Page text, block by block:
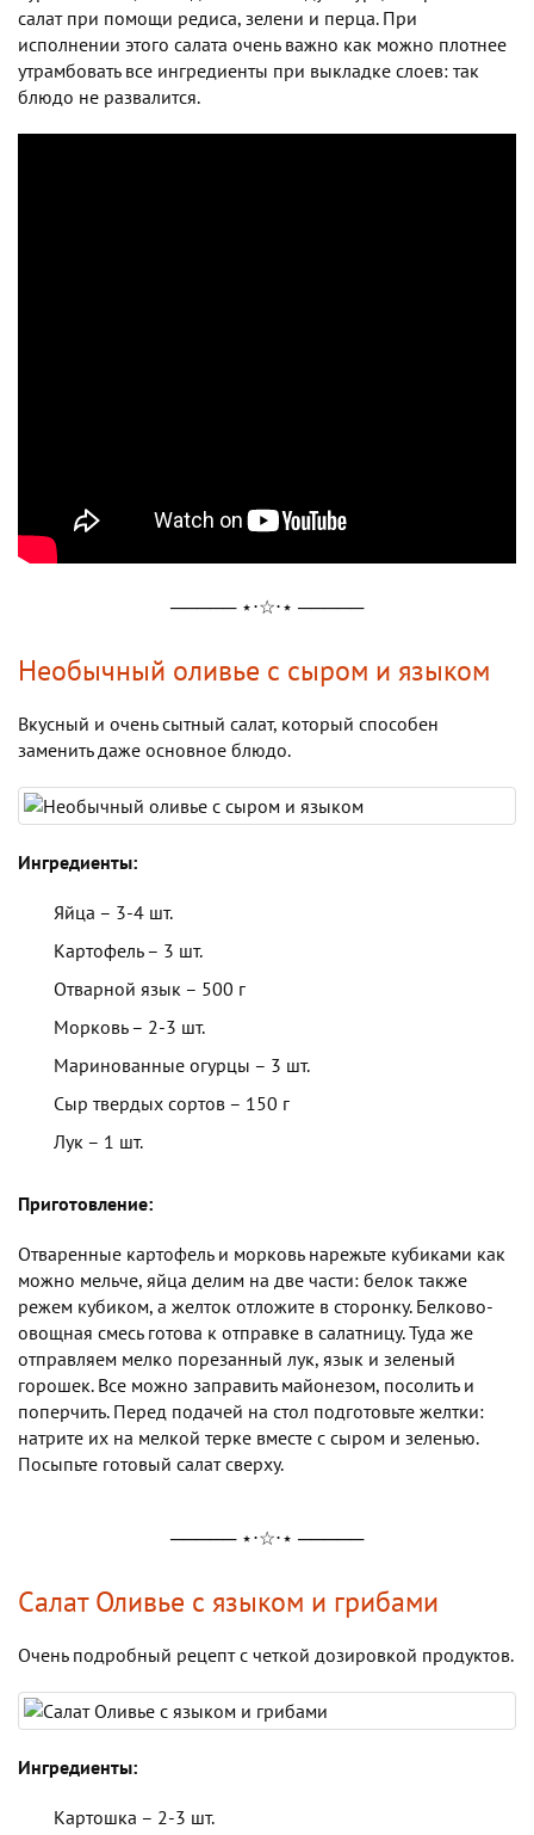
салат при помощи редиса, зелени и перца. При
исполнении этого салата очень важно как можно плотнее
утрамбовать все ингредиенты при выкладке слоев: так
блюдо не развалится.
───── ⋆⋅☆⋅⋆ ─────
Необычный оливье с сыром и языком
Вкусный и очень сытный салат, который способен
заменить даже основное блюдо.
Ингредиенты:
Яйца – 3-4 шт.
Картофель – 3 шт.
Отварной язык – 500 г
Морковь – 2-3 шт.
Маринованные огурцы – 3 шт.
Сыр твердых сортов – 150 г
Лук – 1 шт.
Приготовление:
Отваренные картофель и морковь нарежьте кубиками как
можно мельче, яйца делим на две части: белок также
режем кубиком, а желток отложите в сторонку. Белково-
овощная смесь готова к отправке в салатницу. Туда же
отправляем мелко порезанный лук, язык и зеленый
горошек. Все можно заправить майонезом, посолить и
поперчить. Перед подачей на стол подготовьте желтки:
натрите их на мелкой терке вместе с сыром и зеленью.
Посыпьте готовый салат сверху.
───── ⋆⋅☆⋅⋆ ─────
Салат Оливье с языком и грибами
Очень подробный рецепт с четкой дозировкой продуктов.
Ингредиенты:
Картошка – 2-3 шт.